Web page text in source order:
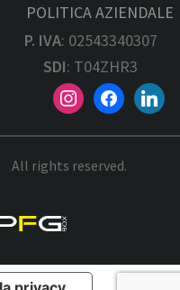
POLITICA AZIENDALE
P. IVA: 02543340307
SDI: T04ZHR3
All rights reserved.